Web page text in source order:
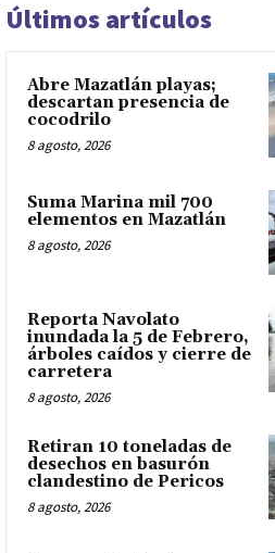
Últimos artículos
Abre Mazatlán playas;
descartan presencia de
cocodrilo
8 agosto, 2026
Suma Marina mil 700
elementos en Mazatlán
8 agosto, 2026
Reporta Navolato
inundada la 5 de Febrero,
árboles caídos y cierre de
carretera
8 agosto, 2026
Retiran 10 toneladas de
desechos en basurón
clandestino de Pericos
8 agosto, 2026